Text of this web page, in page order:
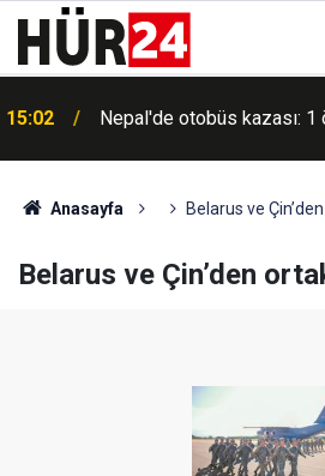
15:02 Nepal'de otobüs kazası: 1
Anasayfa Belarus ve
Belarus ve Çin’den